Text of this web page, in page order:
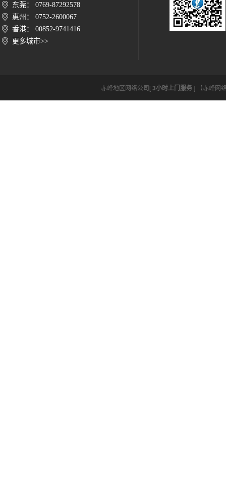
东莞： 0769-87292578
惠州： 0752-2600067
香港： 00852-9741416
更多城市>>
赤峰地区网络公司[3小时上门服务] 【赤峰网